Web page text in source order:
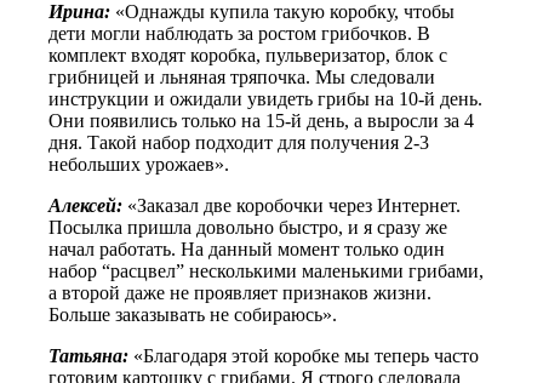
Ирина: «Однажды купила такую коробку, чтобы
дети могли наблюдать за ростом грибочков. В
комплект входят коробка, пульверизатор, блок с
грибницей и льняная тряпочка. Мы следовали
инструкции и ожидали увидеть грибы на 10-й день.
Они появились только на 15-й день, а выросли за 4
дня. Такой набор подходит для получения 2-3
небольших урожаев».
Алексей: «Заказал две коробочки через Интернет.
Посылка пришла довольно быстро, и я сразу же
начал работать. На данный момент только один
набор “расцвел” несколькими маленькими грибами,
а второй даже не проявляет признаков жизни.
Больше заказывать не собираюсь».
Татьяна: «Благодаря этой коробке мы теперь часто
готовим картошку с грибами. Я строго следовала